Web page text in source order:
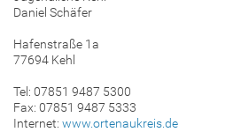
Daniel Schäfer
Hafenstraße 1a
77694 Kehl
Tel: 07851 9487 5300
Fax: 07851 9487 5333
Internet: www.ortenaukreis.de